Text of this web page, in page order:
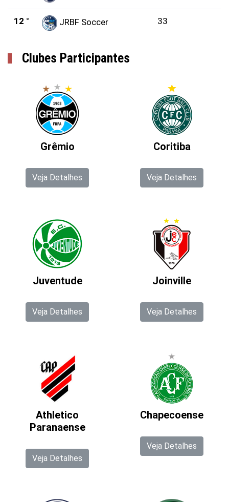
12 ° JRBF Soccer 33
Clubes Participantes
Grêmio
Veja Detalhes
Coritiba
Veja Detalhes
Juventude
Veja Detalhes
Joinville
Veja Detalhes
Athletico
Paranaense
Veja Detalhes
Chapecoense
Veja Detalhes